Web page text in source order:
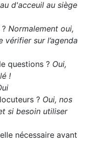
d'acceuil au siège
Normalement oui,
vérifier sur l’agenda
questions ? Oui,
!
? Oui, nos
si besoin utiliser
nécessaire avant